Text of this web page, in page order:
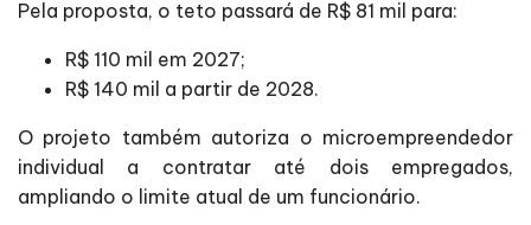
Pela proposta, o teto passará de R$ 81 mil para:
R$ 110 mil em 2027;
R$ 140 mil a partir de 2028.
O projeto também autoriza o microempreendedor
individual a contratar até dois empregados,
ampliando o limite atual de um funcionário.